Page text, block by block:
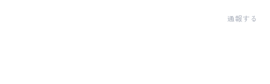
通報する